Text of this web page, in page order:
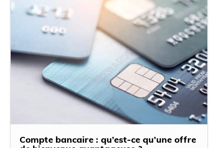
Compte bancaire : qu’est-ce qu’une offre